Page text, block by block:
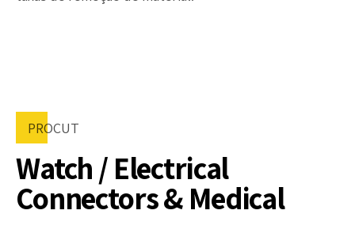
PROCUT
Watch / Electrical
Connectors & Medical